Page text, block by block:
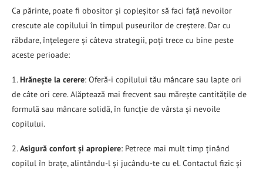
Ca părinte, poate fi obositor și copleșitor să faci față nevoilor
crescute ale copilului în timpul puseurilor de creștere. Dar cu
răbdare, înțelegere și câteva strategii, poți trece cu bine peste
aceste perioade:
1.Hrănește la cerere: Oferă-i copilului tău mâncare sau lapte ori
de câte ori cere. Alăptează mai frecvent sau mărește cantitățile de
formulă sau mâncare solidă, în funcție de vârsta și nevoile
copilului.
2.Asigură confort și apropiere: Petrece mai mult timp ținând
copilul în brațe, alintându-l și jucându-te cu el. Contactul fizic și